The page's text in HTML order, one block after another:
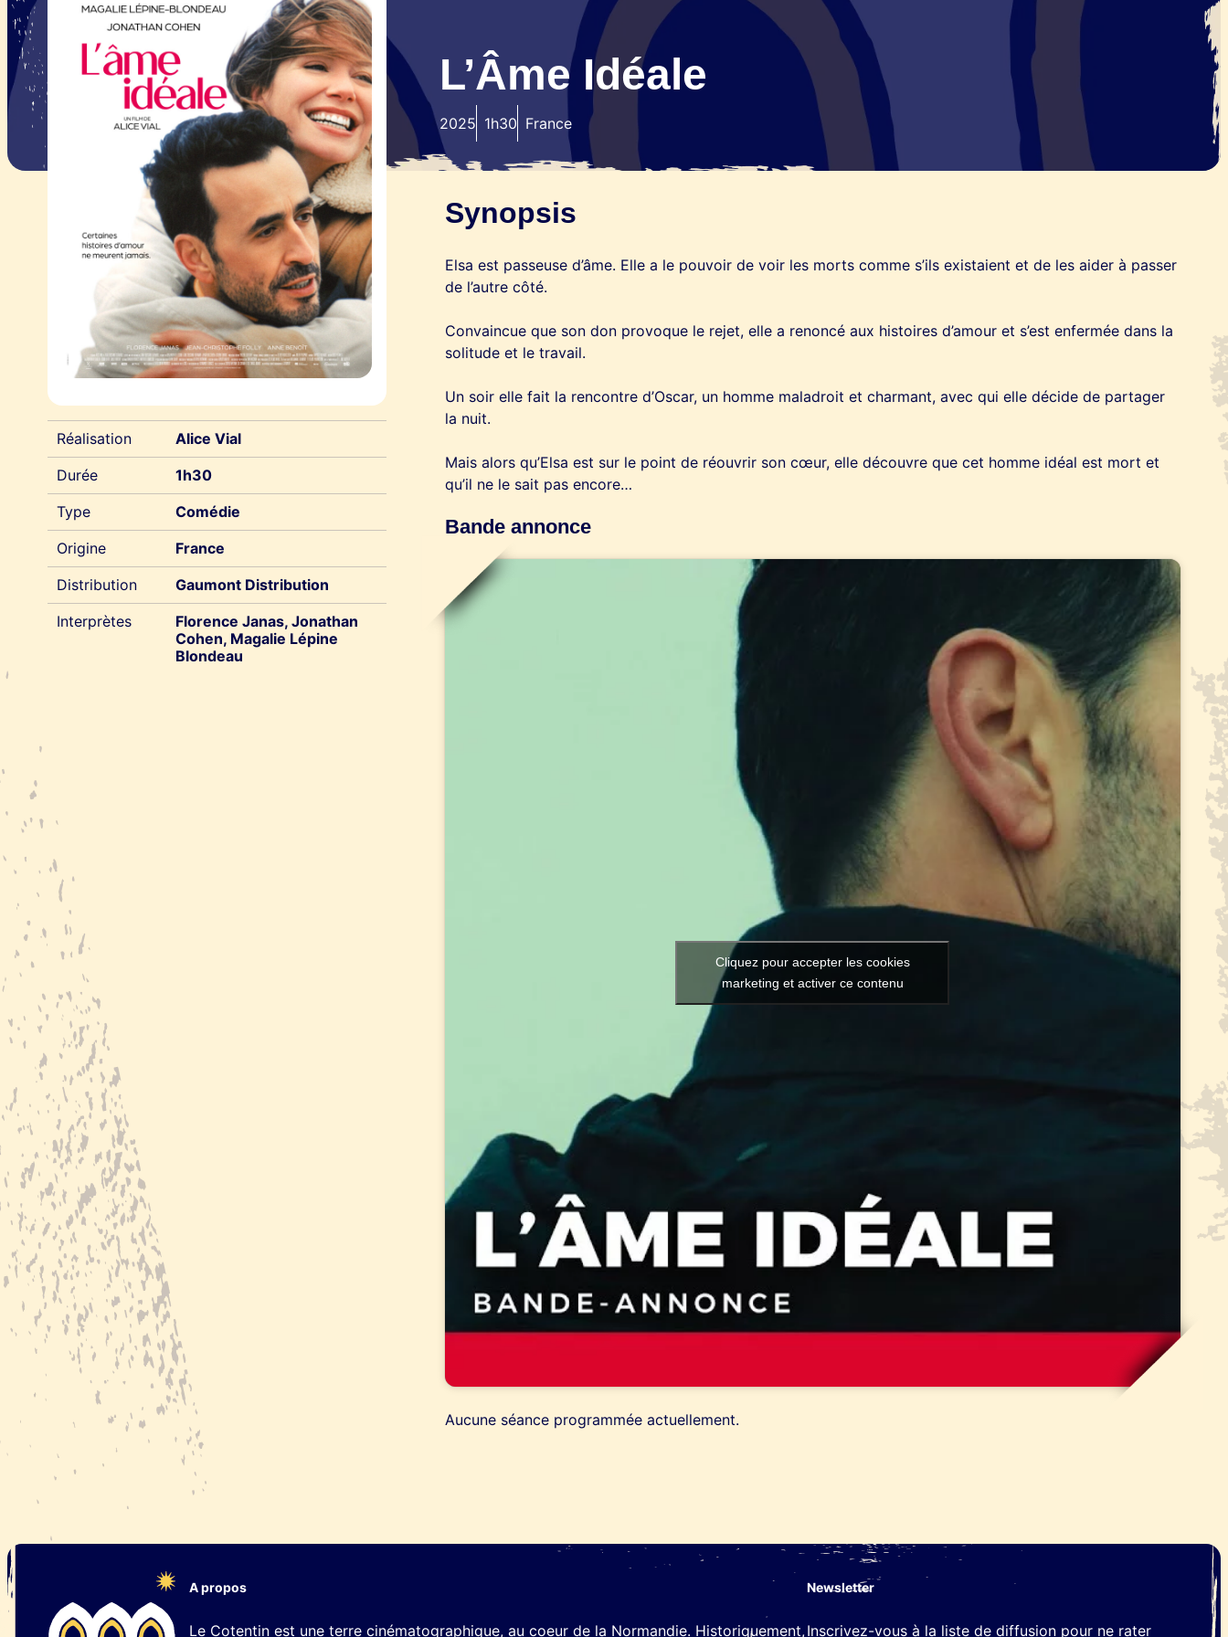
L’Âme Idéale
2025 1h30 France
Réalisation
Alice Vial
Durée
1h30
Type
Comédie
Origine
France
Distribution
Gaumont Distribution
Interprètes
Florence Janas, Jonathan
Cohen, Magalie Lépine
Blondeau
Synopsis
Elsa est passeuse d’âme. Elle a le pouvoir de voir les morts comme s’ils existaient et de les aider à passer
de l’autre côté.
Convaincue que son don provoque le rejet, elle a renoncé aux histoires d’amour et s’est enfermée dans la
solitude et le travail.
Un soir elle fait la rencontre d’Oscar, un homme maladroit et charmant, avec qui elle décide de partager
la nuit.
Mais alors qu’Elsa est sur le point de réouvrir son cœur, elle découvre que cet homme idéal est mort et
qu’il ne le sait pas encore…
Bande annonce
Cliquez pour accepter les cookies
marketing et activer ce contenu
Aucune séance programmée actuellement.
A propos
Le Cotentin est une terre cinématographique, au coeur de la Normandie. Historiquement,
Newsletter
Inscrivez-vous à la liste de diffusion pour ne rater